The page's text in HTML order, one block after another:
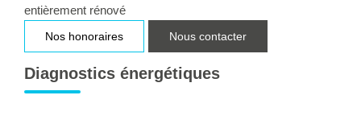
ACCES COPRO
entièrement rénové
Nos honoraires Nous contacter
Diagnostics énergétiques